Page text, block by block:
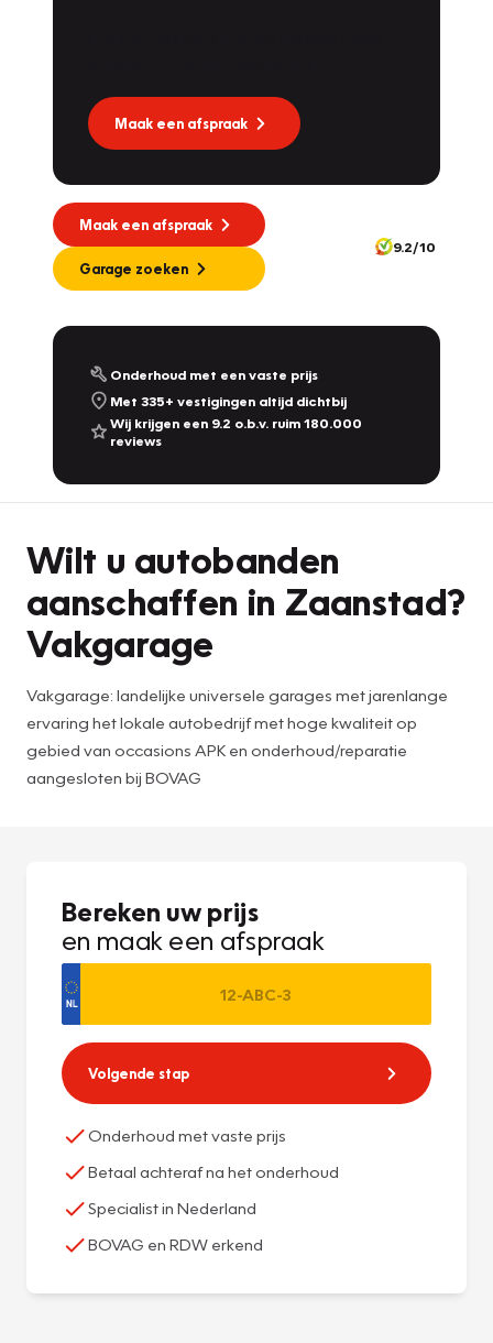
Maak een afspraak
Maak een afspraak
Garage zoeken
9.2/10
Onderhoud met een vaste prijs
Met 335+ vestigingen altijd dichtbij
Wij krijgen een 9.2 o.b.v. ruim 180.000
reviews
Wilt u autobanden
aanschaffen in Zaanstad?
Vakgarage
Vakgarage: landelijke universele garages met jarenlange
ervaring het lokale autobedrijf met hoge kwaliteit op
gebied van occasions APK en onderhoud/reparatie
aangesloten bij BOVAG
Bereken uw prijs
en maak een afspraak
Volgende stap
Onderhoud met vaste prijs
Betaal achteraf na het onderhoud
Specialist in Nederland
BOVAG en RDW erkend